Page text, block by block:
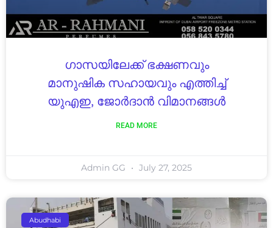
ഗാസയിലേക്ക് ഭക്ഷണവും
മാനുഷിക സഹായവും എത്തിച്ച്
യുഎഇ, ജോർദാൻ വിമാനങ്ങൾ
READ MORE
Admin GG July 27, 2025
Abudhabi